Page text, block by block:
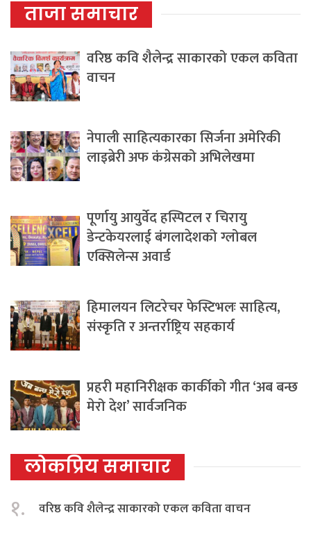
ताजा समाचार
वरिष्ठ कवि शैलेन्द्र साकारको एकल कविता
वाचन
नेपाली साहित्यकारका सिर्जना अमेरिकी
लाइब्रेरी अफ कंग्रेसको अभिलेखमा
पूर्णायु आयुर्वेद हस्पिटल र चिरायु
डेन्टकेयरलाई बंगलादेशको ग्लोबल
एक्सिलेन्स अवार्ड
हिमालयन लिटरेचर फेस्टिभलः साहित्य,
संस्कृति र अन्तर्राष्ट्रिय सहकार्य
प्रहरी महानिरीक्षक कार्कीको गीत ‘अब बन्छ
मेरो देश’ सार्वजनिक
लोकप्रिय समाचार
१. वरिष्ठ कवि शैलेन्द्र साकारको एकल कविता वाचन